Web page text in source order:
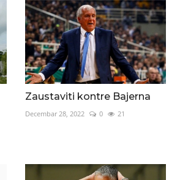
Zaustaviti kontre Bajerna
Decembar 28, 2022 0 21